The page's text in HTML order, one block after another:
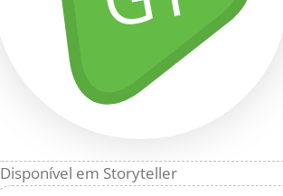
Disponível em Storyteller